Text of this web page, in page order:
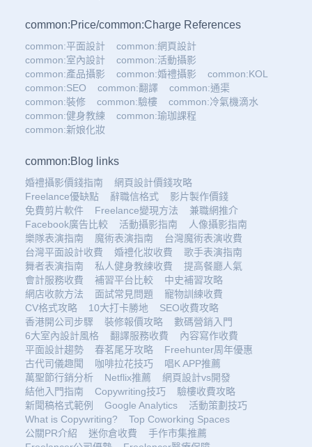
common:Price/common:Charge References
common:平面設計
common:網頁設計
common:室內設計
common:活動攝影
common:產品攝影
common:婚禮攝影
common:KOL
common:SEO
common:翻譯
common:通渠
common:裝修
common:驗樓
common:冷氣機滴水
common:健身教練
common:瑜珈課程
common:新娘化妝
common:Blog links
婚禮攝影價錢指南
網頁設計價錢攻略
Freelance優缺點
辭職信格式
影片製作價錢
免費剪片軟件
Freelance變現方法
兼職網推介
Facebook廣告比較
活動攝影指南
人像攝影指南
樂隊表演指南
魔術表演指南
台灣魔術表演收費
台灣平面設計收費
婚禮化妝收費
歌手表演指南
舞者表演指南
私人健身教練收費
提高餐廳人氣
會計服務收費
補習平台比較
中史補習攻略
網店收款方法
面試常見問題
寵物訓練收費
CV格式攻略
10大打卡勝地
SEO收費攻略
香港開公司步驟
裝修報價攻略
數碼營銷入門
6大室內設計風格
翻譯服務收費
內容寫作收費
平面設計趨勢
春茗尾牙攻略
Freehunter周年優惠
古代司儀趣聞
咖啡拉花技巧
唱K APP推薦
萬聖節行銷分析
Netflix推薦
網頁設計vs開發
結他入門指南
Copywriting技巧
驗樓收費攻略
新聞稿格式範例
Google Analytics
活動策劃技巧
What is Copywriting?
Top Coworking Spaces
公關PR介紹
迷你倉收費
手作市集推薦